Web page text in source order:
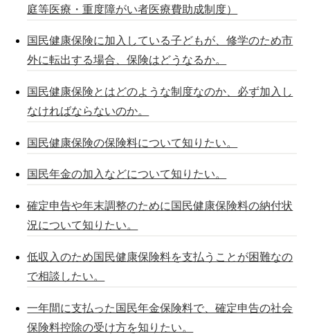
庭等医療・重度障がい者医療費助成制度）
国民健康保険に加入している子どもが、修学のため市
外に転出する場合、保険はどうなるか。
国民健康保険とはどのような制度なのか、必ず加入し
なければならないのか。
国民健康保険の保険料について知りたい。
国民年金の加入などについて知りたい。
確定申告や年末調整のために国民健康保険料の納付状
況について知りたい。
低収入のため国民健康保険料を支払うことが困難なの
で相談したい。
一年間に支払った国民年金保険料で、確定申告の社会
保険料控除の受け方を知りたい。